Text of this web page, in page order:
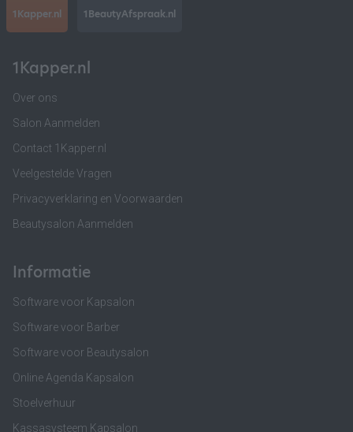
1Kapper.nl 1BeautyAfspraak.nl
1Kapper.nl
Over ons
Salon Aanmelden
Contact 1Kapper.nl
Veelgestelde Vragen
Privacyverklaring en Voorwaarden
Beautysalon Aanmelden
Informatie
Software voor Kapsalon
Software voor Barber
Software voor Beautysalon
Online Agenda Kapsalon
Stoelverhuur
Kassasysteem Kapsalon